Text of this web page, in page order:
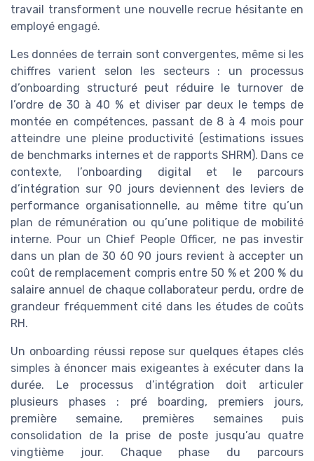
travail transforment une nouvelle recrue hésitante en
employé engagé.
Les données de terrain sont convergentes, même si les
chiffres varient selon les secteurs : un processus
d’onboarding structuré peut réduire le turnover de
l’ordre de 30 à 40 % et diviser par deux le temps de
montée en compétences, passant de 8 à 4 mois pour
atteindre une pleine productivité (estimations issues
de benchmarks internes et de rapports SHRM). Dans ce
contexte, l’onboarding digital et le parcours
d’intégration sur 90 jours deviennent des leviers de
performance organisationnelle, au même titre qu’un
plan de rémunération ou qu’une politique de mobilité
interne. Pour un Chief People Officer, ne pas investir
dans un plan de 30 60 90 jours revient à accepter un
coût de remplacement compris entre 50 % et 200 % du
salaire annuel de chaque collaborateur perdu, ordre de
grandeur fréquemment cité dans les études de coûts
RH.
Un onboarding réussi repose sur quelques étapes clés
simples à énoncer mais exigeantes à exécuter dans la
durée. Le processus d’intégration doit articuler
plusieurs phases : pré boarding, premiers jours,
première semaine, premières semaines puis
consolidation de la prise de poste jusqu’au quatre
vingtième jour. Chaque phase du parcours